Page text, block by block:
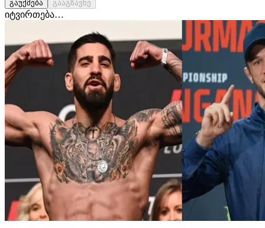
გაუქმება გააგზავნე
იტვირთება…